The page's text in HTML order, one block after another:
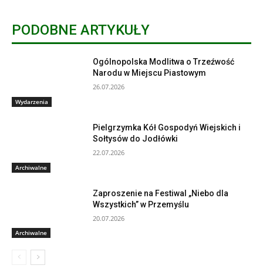
PODOBNE ARTYKUŁY
Wydarzenia
Ogólnopolska Modlitwa o Trzeźwość
Narodu w Miejscu Piastowym
26.07.2026
Archiwalne
Pielgrzymka Kół Gospodyń Wiejskich i
Sołtysów do Jodłówki
22.07.2026
Archiwalne
Zaproszenie na Festiwal „Niebo dla
Wszystkich” w Przemyślu
20.07.2026